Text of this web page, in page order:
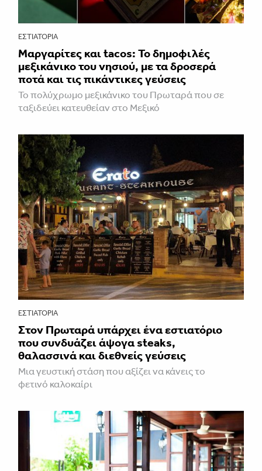
ΕΣΤΙΑΤΌΡΙΑ
Μαργαρίτες και tacos: Το δημοφιλές
μεξικάνικο του νησιού, με τα δροσερά
ποτά και τις πικάντικες γεύσεις
Το πολύχρωμο μεξικάνικο του Πρωταρά που σε
ταξιδεύει κατευθείαν στο Μεξικό
ΕΣΤΙΑΤΌΡΙΑ
Στον Πρωταρά υπάρχει ένα εστιατόριο
που συνδυάζει άψογα steaks,
θαλασσινά και διεθνείς γεύσεις
Μια γευστική στάση που αξίζει να κάνεις το
φετινό καλοκαίρι